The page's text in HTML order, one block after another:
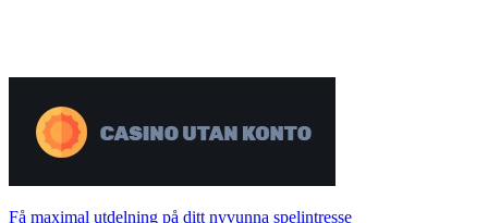
Få maximal utdelning på ditt nyvunna spelintresse